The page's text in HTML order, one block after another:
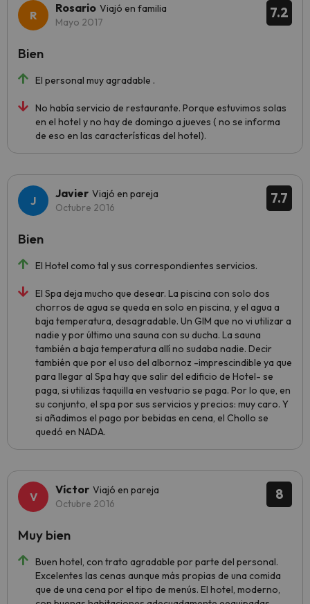
7.2
Rosario Viajó en familia
Mayo 2017
El personal muy agradable .
No había servicio de restaurante. Porque estuvimos solas
en el hotel y no hay de domingo a jueves ( no se informa
de eso en las características del hotel).
Bien
7.7
Javier Viajó en pareja
Octubre 2016
El Hotel como tal y sus correspondientes servicios.
El Spa deja mucho que desear. La piscina con solo dos
chorros de agua se queda en solo en piscina, y el agua a
baja temperatura, desagradable. Un GIM que no vi utilizar a
nadie y por último una sauna con su ducha. La sauna
también a baja temperatura allí no sudaba nadie. Decir
también que por el uso del albornoz -imprescindible ya que
para llegar al Spa hay que salir del edificio de Hotel- se
paga, si utilizas taquilla en vestuario se paga. Por lo que, en
su conjunto, el spa por sus servicios y precios: muy caro. Y
si añadimos el pago por bebidas en cena, el Chollo se
quedó en NADA.
Bien
8
Víctor Viajó en pareja
Octubre 2016
Buen hotel, con trato agradable por parte del personal.
Excelentes las cenas aunque más propias de una comida
que de una cena por el tipo de menús. El hotel, moderno,
Muy bien